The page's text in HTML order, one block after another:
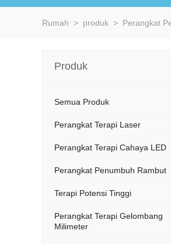
Rumah > produk > Perangkat
Produk
Semua Produk
Perangkat Terapi Laser
Perangkat Terapi Cahaya LED
Perangkat Penumbuh Rambut
Terapi Potensi Tinggi
Perangkat Terapi Gelombang
Milimeter